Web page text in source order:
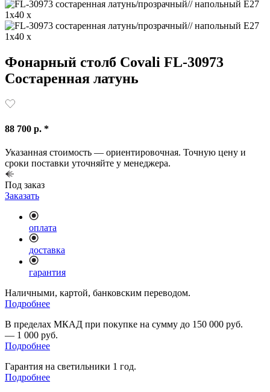
Фонарный столб Covali FL-30973
Состаренная латунь
88 700 р. *
Указанная стоимость — ориентировочная. Точную цену и
сроки поставки уточняйте у менеджера.
Под заказ
Заказать
оплата
доставка
гарантия
Наличными, картой, банковским переводом.
Подробнее
В пределах МКАД при покупке на сумму до 150 000 руб.
— 1 000 руб.
Подробнее
Гарантия на светильники 1 год.
Подробнее